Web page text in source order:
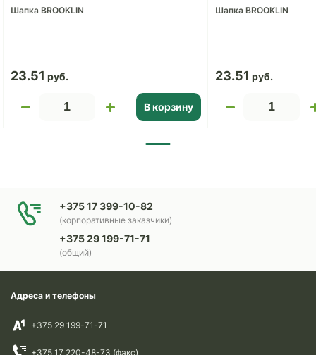
Шапка BROOKLIN
23.51
В корзину
Шапка BROOKLIN
23.51
+375 17 399-10-82
(корпоративные заказчики)
+375 29 199-71-71
(общий)
Адреса и телефоны
+375 29 199-71-71
+375 17 220-48-73 (факс)